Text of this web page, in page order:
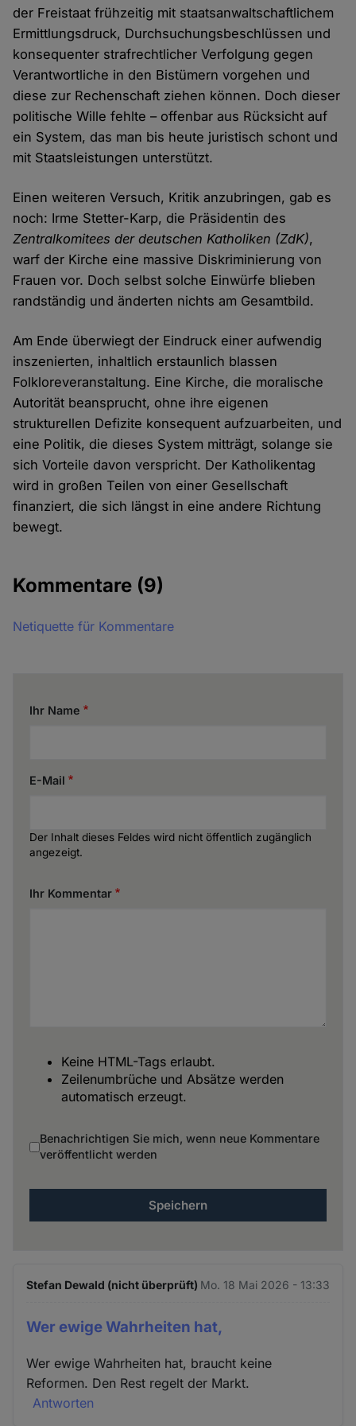
der Freistaat frühzeitig mit staatsanwaltschaftlichem
Ermittlungsdruck, Durchsuchungsbeschlüssen und
konsequenter strafrechtlicher Verfolgung gegen
Verantwortliche in den Bistümern vorgehen und
diese zur Rechenschaft ziehen können. Doch dieser
politische Wille fehlte – offenbar aus Rücksicht auf
ein System, das man bis heute juristisch schont und
mit Staatsleistungen unterstützt.
Einen weiteren Versuch, Kritik anzubringen, gab es
noch: Irme Stetter-Karp, die Präsidentin des
Zentralkomitees der deutschen Katholiken (ZdK),
warf der Kirche eine massive Diskriminierung von
Frauen vor. Doch selbst solche Einwürfe blieben
randständig und änderten nichts am Gesamtbild.
Am Ende überwiegt der Eindruck einer aufwendig
inszenierten, inhaltlich erstaunlich blassen
Folkloreveranstaltung. Eine Kirche, die moralische
Autorität beansprucht, ohne ihre eigenen
strukturellen Defizite konsequent aufzuarbeiten, und
eine Politik, die dieses System mitträgt, solange sie
sich Vorteile davon verspricht. Der Katholikentag
wird in großen Teilen von einer Gesellschaft
finanziert, die sich längst in eine andere Richtung
bewegt.
Kommentare (9)
Netiquette für Kommentare
Ihr Name
E-Mail
Der Inhalt dieses Feldes wird nicht öffentlich zugänglich
angezeigt.
Ihr Kommentar
Keine HTML-Tags erlaubt.
Zeilenumbrüche und Absätze werden
automatisch erzeugt.
Benachrichtigen Sie mich, wenn neue Kommentare
veröffentlicht werden
Stefan Dewald (nicht überprüft) Mo. 18 Mai 2026 - 13:33
Wer ewige Wahrheiten hat,
Wer ewige Wahrheiten hat, braucht keine
Reformen. Den Rest regelt der Markt.
Antworten